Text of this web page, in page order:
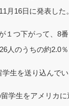
月16日に発表した。
１つ下がって、8
人のうちの約2.0％
生を送り込んでい
学生をアメリカに